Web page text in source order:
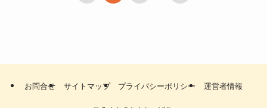
お問合せ サイトマップ プライバシーポリシー 運営者情報